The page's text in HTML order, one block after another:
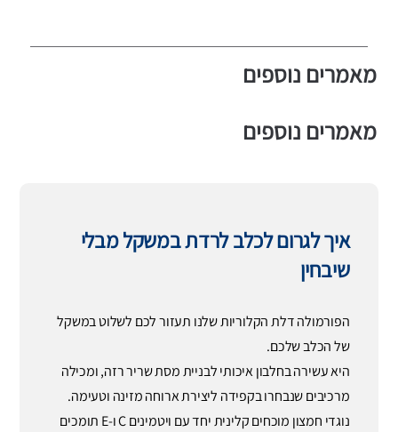
מאמרים נוספים
מאמרים נוספים
איך לגרום לכלב לרדת במשקל מבלי
שיבחין
הפורמולה דלת הקלוריות שלנו תעזור לכם לשלוט במשקל
של הכלב שלכם.
היא עשירה בחלבון איכותי לבניית מסת שריר רזה, ומכילה
מרכיבים שנבחרו בקפידה ליצירת ארוחה מזינה וטעימה.
נוגדי חמצון מוכחים קלינית יחד עם ויטמינים C ו-E תומכים